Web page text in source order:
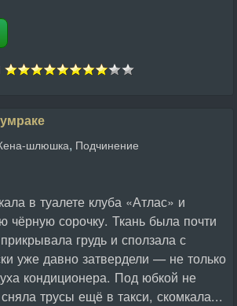
шлюшка, Подчинение
в туалете клуба «Атлас» и
чёрную сорочку. Ткань была почти
грудь и сползала с
уже давно затвердели — не только
кондиционера. Под юбкой не
трусы ещё в такси, скомкала...